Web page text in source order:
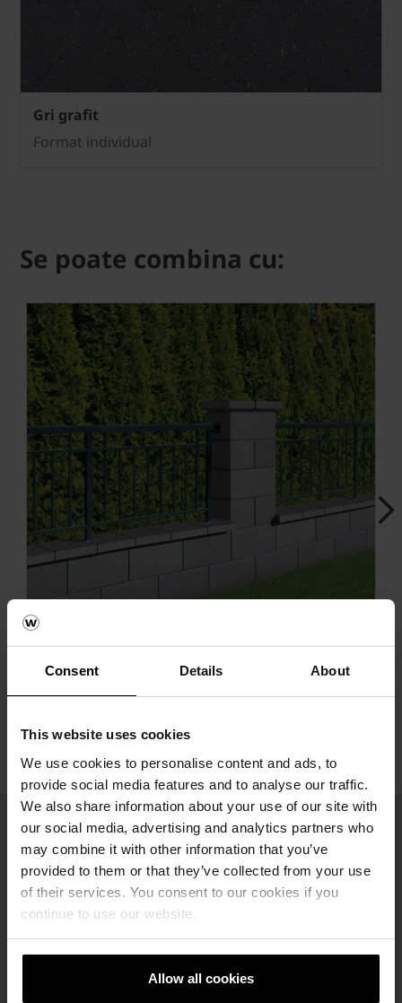
Consent Details About
This website uses cookies
We use cookies to personalise content and ads, to
provide social media features and to analyse our traffic.
We also share information about your use of our site with
our social media, advertising and analytics partners who
may combine it with other information that you’ve
provided to them or that they’ve collected from your use
of their services. You consent to our cookies if you
continue to use our website.
Allow all cookies
Gri grafit
Format individual
Se poate combina cu:
Gard Rivago
Next